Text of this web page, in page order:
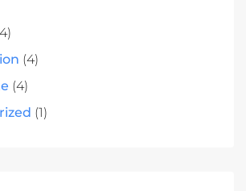
(4)
(4)
(1)